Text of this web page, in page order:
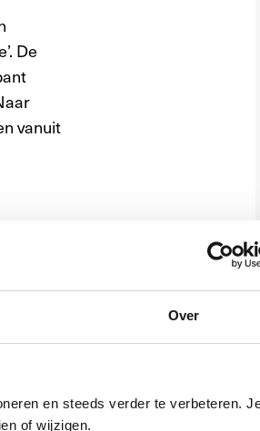
Over
en steeds verder te verbeteren.
of wijzigen.
De
vanuit